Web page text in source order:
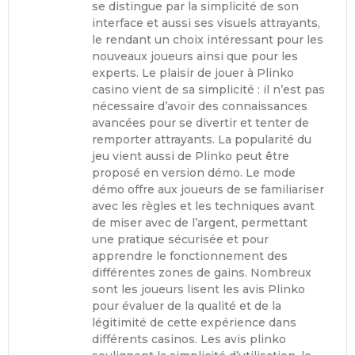
se distingue par la simplicité de son
interface et aussi ses visuels attrayants,
le rendant un choix intéressant pour les
nouveaux joueurs ainsi que pour les
experts. Le plaisir de jouer à Plinko
casino vient de sa simplicité : il n’est pas
nécessaire d’avoir des connaissances
avancées pour se divertir et tenter de
remporter attrayants. La popularité du
jeu vient aussi de Plinko peut être
proposé en version démo. Le mode
démo offre aux joueurs de se familiariser
avec les règles et les techniques avant
de miser avec de l’argent, permettant
une pratique sécurisée et pour
apprendre le fonctionnement des
différentes zones de gains. Nombreux
sont les joueurs lisent les avis Plinko
pour évaluer de la qualité et de la
légitimité de cette expérience dans
différents casinos. Les avis plinko